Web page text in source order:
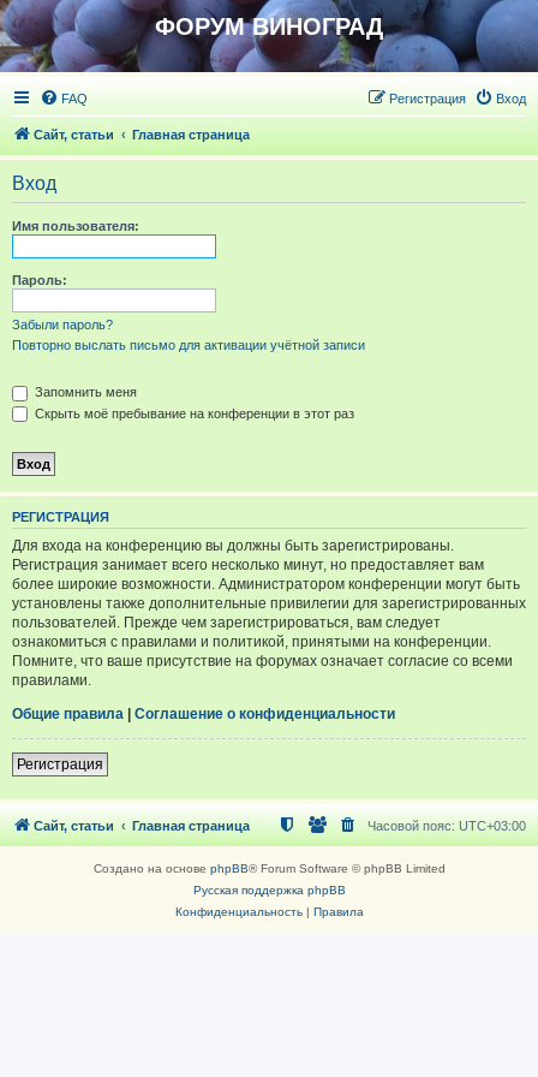
ФОРУМ ВИНОГРАД
FAQ Вход
Регистрация
Сайт, статьи Главная страница
Вход
Имя пользователя:
Пароль:
Забыли пароль?
Повторно выслать письмо для активации учётной записи
Запомнить меня
Скрыть моё пребывание на конференции в этот раз
РЕГИСТРАЦИЯ
Для входа на конференцию вы должны быть зарегистрированы.
Регистрация занимает всего несколько минут, но предоставляет вам
более широкие возможности. Администратором конференции могут быть
установлены также дополнительные привилегии для зарегистрированных
пользователей. Прежде чем зарегистрироваться, вам следует
ознакомиться с правилами и политикой, принятыми на конференции.
Помните, что ваше присутствие на форумах означает согласие со всеми
правилами.
Общие правила | Соглашение о конфиденциальности
Регистрация
Сайт, статьи Главная страница Часовой пояс: UTC+03:00
Создано на основе phpBB® Forum Software © phpBB Limited
Русская поддержка phpBB
Конфиденциальность| Правила